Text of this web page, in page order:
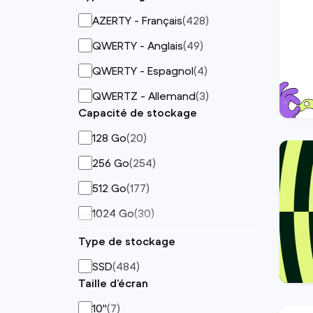
Dell Latitude 7490(
EliteBook 630 G10(1)
EliteBook 640 G10
EliteBook 650 G10
EliteBook 8 Flip G1I
EliteBook 830 G11
EliteBook 830 G5
EliteBook 830 G8
EliteBook 830 G9
Noir/Gris( 434)
AZERTY - Français(428)
QWERTY - Anglais(49)
QWERTY - Espagnol(4)
QWERTZ - Allemand(3)
Capacité de stockage
128 Go(20)
256 Go(254)
512 Go(177)
1024 Go(30)
2048 Go(3)
Type de stockage
SSD(484)
Taille d’écran
10"(7)